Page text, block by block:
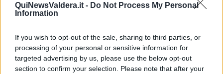
QuiNewsValdera.it - Do Not Process My Personal
Information
If you wish to opt-out of the sale, sharing to third parties, or
processing of your personal or sensitive information for
targeted advertising by us, please use the below opt-out
section to confirm your selection. Please note that after your